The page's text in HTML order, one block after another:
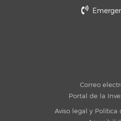
Correo
Portal de la
Aviso legal y Política